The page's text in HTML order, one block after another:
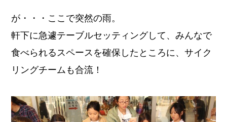
が・・・ここで突然の雨。
軒下に急遽テーブルセッティングして、みんなで
食べられるスペースを確保したところに、サイク
リングチームも合流！